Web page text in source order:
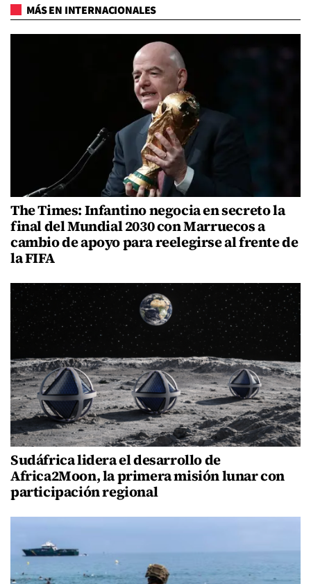
MÁS EN INTERNACIONALES
The Times: Infantino negocia en secreto la
final del Mundial 2030 con Marruecos a
cambio de apoyo para reelegirse al frente de
la FIFA
Sudáfrica lidera el desarrollo de
Africa2Moon, la primera misión lunar con
participación regional